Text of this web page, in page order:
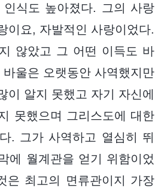
식도 높아졌다. 그의 사랑
이요, 자발적인 사랑이었다.
않았고 그 어떤 이득도 바
울은 오랫동안 사역했지만
이 알지 못했고 자기 자신에
못했으며 그리스도에 대한
. 그가 사역하고 열심히 뛰
에 월계관을 얻기 위함이었
은 최고의 면류관이지 가장